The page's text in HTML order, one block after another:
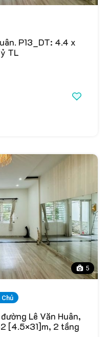
P13_DT: 4.4 x
TL
5
Chủ
Lê Văn Huân,
[4.5×31]m, 2 tầng